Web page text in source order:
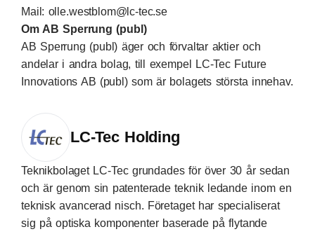
Mail: olle.westblom@lc-tec.se
Om AB Sperrung (publ)
AB Sperrung (publ) äger och förvaltar aktier och
andelar i andra bolag, till exempel LC-Tec Future
Innovations AB (publ) som är bolagets största innehav.
LC-Tec Holding
Teknikbolaget LC-Tec grundades för över 30 år sedan
och är genom sin patenterade teknik ledande inom en
teknisk avancerad nisch. Företaget har specialiserat
sig på optiska komponenter baserade på flytande